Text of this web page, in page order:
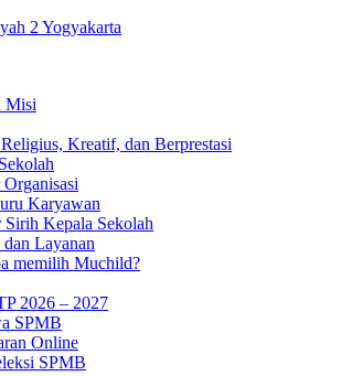
Misi
Kreatif, dan Berprestasi
Karyawan
Sirih Kepala Sekolah
dan Layanan
memilih Muchild?
2026 – 2027
SPMB
Online
SPMB